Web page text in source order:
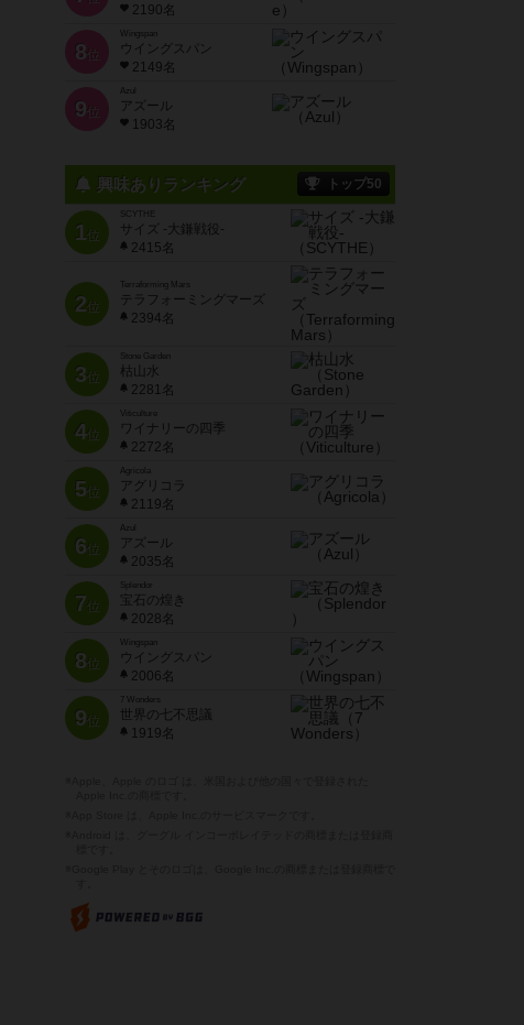
2190名
8 位
Wingspan
ウイングスパン
2149名
9 位
Azul
アズール
1903名
興味ありランキング トップ50
1位
SCYTHE
サイズ -大鎌戦役-
2415名
2位
Terraforming Mars
テラフォーミングマーズ
2394名
3位
Stone Garden
枯山水
2281名
4位
Viticulture
ワイナリーの四季
2272名
5位
Agricola
アグリコラ
2119名
6位
Azul
アズール
2035名
7位
宝石の煌き
2028名
8位
Wingspan
ウイングスパン
2006名
9位
7 Wonders
世界の七不思議
1919名